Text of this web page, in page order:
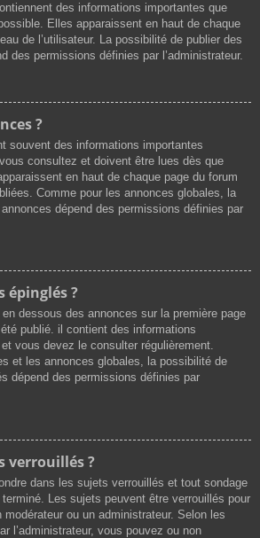
des informations importantes que
Elles apparaissent en haut de chaque
de l’utilisateur. La possibilité de publier des
des permissions définies par l’administrateur.
?
souvent des informations importantes
consultez et doivent être lues dès que
en haut de chaque page du forum
Comme pour les annonces globales, la
dépend des permissions définies par
épinglés ?
dessous des annonces sur la première page
publié. il contient des informations
vous devez le consulter régulièrement.
et les annonces globales, la possibilité de
dépend des permissions définies par
verrouillés ?
dans les sujets verrouillés et tout sondage
Les sujets peuvent être verrouillés pour
ou un administrateur. Selon les
l’administrateur, vous pouvez ou non